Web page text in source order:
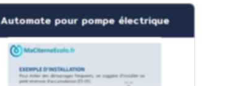
Automate pour pompe électrique